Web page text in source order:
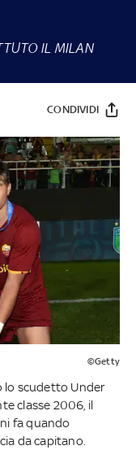
IL MILAN
CONDIVIDI
©Getty
lo scudetto Under
classe 2006, il
fa quando
da capitano.